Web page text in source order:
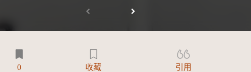
0 收藏 引用